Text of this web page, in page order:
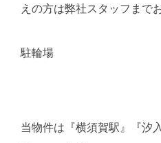
えの方は弊社スタッフまで
駐輪場
当物件は『横須賀駅』『汐